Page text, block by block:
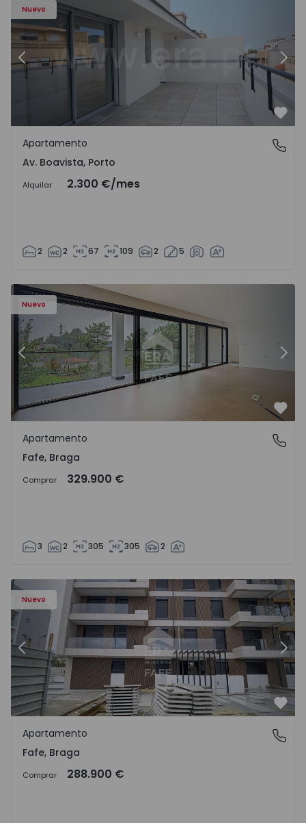
Nuevo
Anterior
Av. Boavista, Porto
Apartamento
Av. Boavista, Porto
Alquilar 2.300 €/mes
2 2 67 109 2 5
Nuevo
Anterior
Fafe, Braga
Apartamento
Fafe, Braga
Comprar 329.900 €
3 2 305 305 2
Nuevo
Anterior
Fafe, Braga
Apartamento
Fafe, Braga
Comprar 288.900 €